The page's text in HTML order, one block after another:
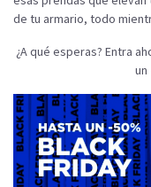
de tu armario, todo
¿A qué esperas? Entra
un